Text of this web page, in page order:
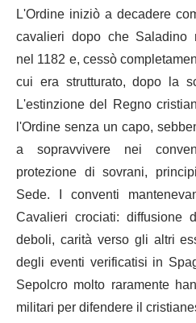
L'Ordine iniziò a decadere
cavalieri dopo che Saladino
nel 1182 e, cessò
cui era strutturato, dopo la
L'estinzione del Regno
l'Ordine senza un capo,
a sopravvivere nei
protezione di sovrani,
Sede. I conventi
Cavalieri crociati:
deboli, carità verso gli altri
degli eventi verificatisi in
Sepolcro molto raramente
militari per difendere il